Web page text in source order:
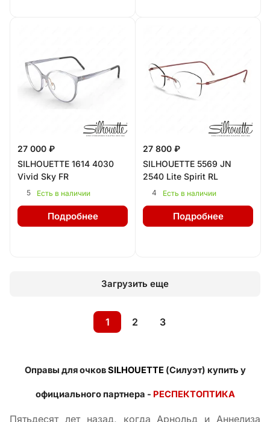
27 000 ₽
SILHOUETTE 1614 4030
Vivid Sky FR
5 Есть в наличии
Подробнее
27 800 ₽
SILHOUETTE 5569 JN
2540 Lite Spirit RL
4 Есть в наличии
Подробнее
Загрузить еще
1 2 3
Оправы для очковSILHOUETTE(Силуэт) купить у
официального партнера - РЕСПЕКТОПТИКА
Пятьдесят лет назад, когда Арнольд и Аннелиза